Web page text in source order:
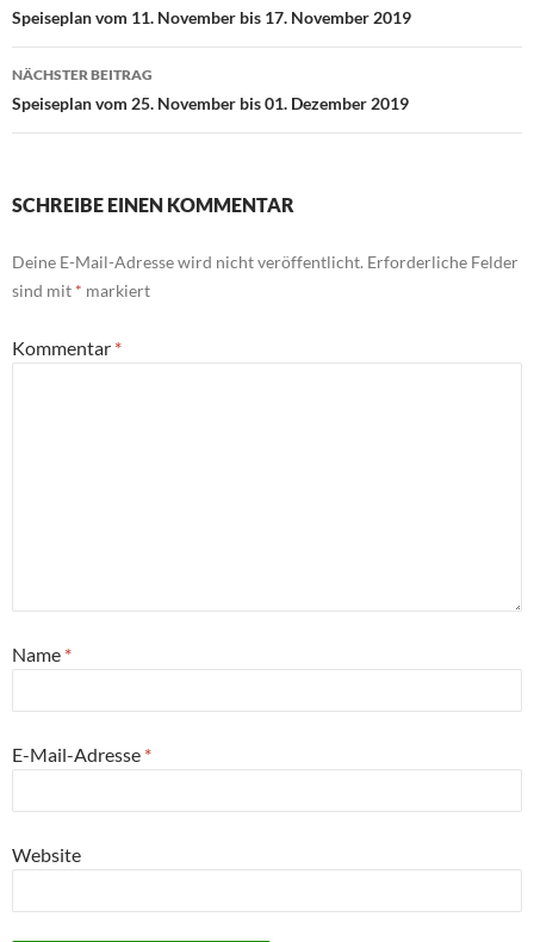
Speiseplan vom 11. November bis 17. November 2019
NÄCHSTER BEITRAG
Speiseplan vom 25. November bis 01. Dezember 2019
SCHREIBE EINEN KOMMENTAR
Deine E-Mail-Adresse wird nicht veröffentlicht. Erforderliche Felder
sind mit * markiert
Kommentar *
Name *
E-Mail-Adresse *
Website